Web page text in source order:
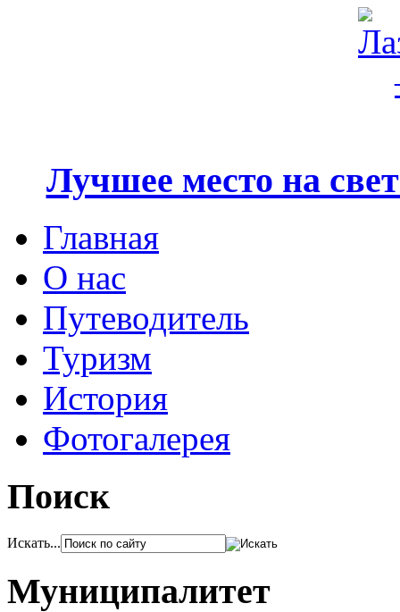
Лучшее место на
Главная
О нас
Путеводитель
Туризм
История
Фотогалерея
Поиск
Искать...
Муниципалитет